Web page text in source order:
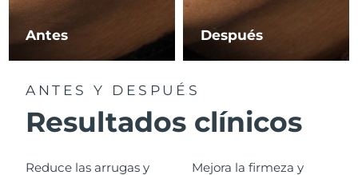
Antes Después
ANTES Y DESPUÉS
Resultados clínicos
Reduce las arrugas y
Mejora la firmeza y
Filipinas Entrega prevista
Portugal Entrega prevista